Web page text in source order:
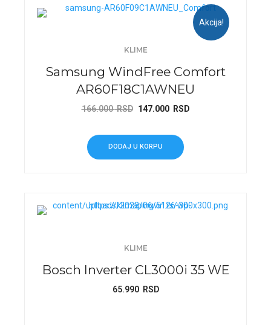
Akcija!
KLIME
Samsung WindFree Comfort
AR60F18C1AWNEU
166.000RSD Originalna
je
bila:
147.000 RSDTrenutna
DODAJ U KORPU
KLIME
Bosch Inverter CL3000i 35 WE
65.990 RSD